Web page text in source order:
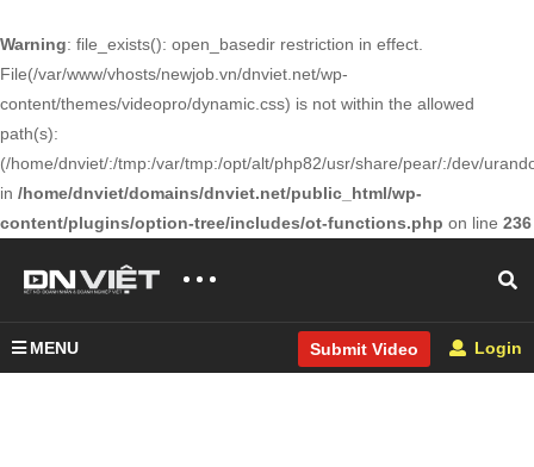
Warning: file_exists(): open_basedir restriction in effect.
File(/var/www/vhosts/newjob.vn/dnviet.net/wp-
content/themes/videopro/dynamic.css) is not within the allowed
path(s):
(/home/dnviet/:/tmp:/var/tmp:/opt/alt/php82/usr/share/pear/:/dev/
in /home/dnviet/domains/dnviet.net/public_html/wp-
content/plugins/option-tree/includes/ot-functions.php on line 236
MENU Submit Video Login